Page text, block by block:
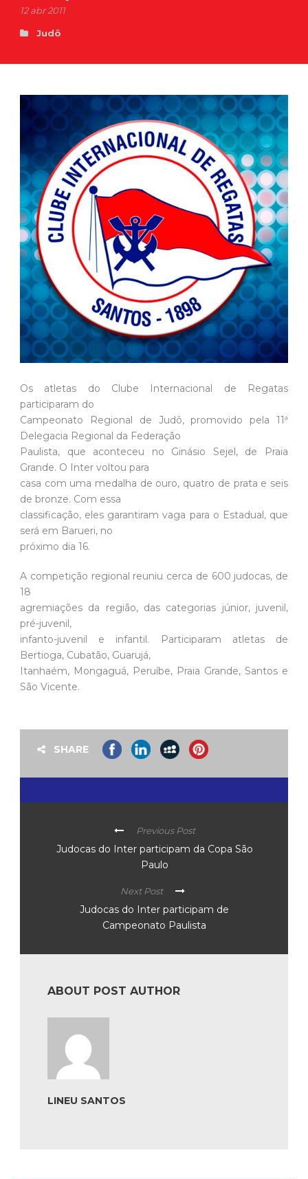
12 abr 2011
Judô
Os atletas do Clube Internacional de Regatas
participaram do
Campeonato Regional de Judô, promovido pela 11ª
Delegacia Regional da Federação
Paulista, que aconteceu no Ginásio Sejel, de Praia
Grande. O Inter voltou para
casa com uma medalha de ouro, quatro de prata e seis
de bronze. Com essa
classificação, eles garantiram vaga para o Estadual, que
será em Barueri, no
próximo dia 16.
A competição regional reuniu cerca de 600 judocas, de
18
agremiações da região, das categorias júnior, juvenil,
pré-juvenil,
infanto-juvenil e infantil. Participaram atletas de
Bertioga, Cubatão, Guarujá,
Itanhaém, Mongaguá, Peruíbe, Praia Grande, Santos e
São Vicente.
SHARE
Previous Post
Judocas do Inter participam da Copa São
Paulo
Next Post
Judocas do Inter participam de
Campeonato Paulista
ABOUT POST AUTHOR
LINEU SANTOS